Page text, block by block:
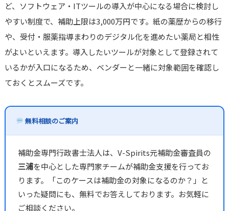
ど、ソフトウェア・ITツールの導入が中心になる場合に検討し
やすい制度で、補助上限は3,000万円です。紙の薬歴からの移行
や、受付・服薬指導まわりのデジタル化を進めたい薬局と相性
がよいといえます。導入したいツールが対象として登録されて
いるかが入口になるため、ベンダーと一緒に対象範囲を確認し
ておくとスムーズです。
無料相談のご案内
補助金専門行政書士法人は、V-Spirits元補助金審査員の
三浦を中心とした専門家チームが補助金支援を行ってお
ります。「このケースは補助金の対象になるのか？」と
いった疑問にも、無料でお答えしております。お気軽に
ご相談ください。